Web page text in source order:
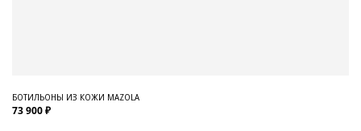
БОТИЛЬОНЫ ИЗ КОЖИ MAZOLA
73 900 ₽